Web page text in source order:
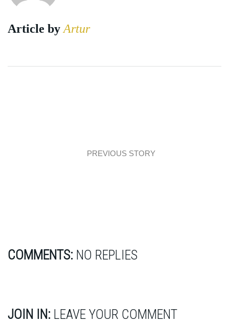
Article byArtur
PREVIOUS STORY
COMMENTS: NO REPLIES
JOIN IN: LEAVE YOUR COMMENT